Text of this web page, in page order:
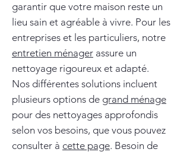
garantir que votre maison reste un
lieu sain et agréable à vivre. Pour les
entreprises et les particuliers, notre
entretien ménager assure un
nettoyage rigoureux et adapté.
Nos différentes solutions incluent
plusieurs options de grand ménage
pour des nettoyages approfondis
selon vos besoins, que vous pouvez
consulter à cette page. Besoin de